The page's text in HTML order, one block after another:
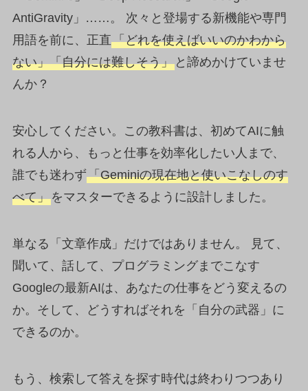
AntiGravity」……。 次々と登場する新機能や専門
用語を前に、正直「どれを使えばいいのかわから
ない」「自分には難しそう」と諦めかけていませ
んか？
安心してください。この教科書は、初めてAIに触
れる人から、もっと仕事を効率化したい人まで、
誰でも迷わず「Geminiの現在地と使いこなしのす
べて」をマスターできるように設計しました。
単なる「文章作成」だけではありません。 見て、
聞いて、話して、プログラミングまでこなす
Googleの最新AIは、あなたの仕事をどう変えるの
か。そして、どうすればそれを「自分の武器」に
できるのか。
もう、検索して答えを探す時代は終わりつつあり